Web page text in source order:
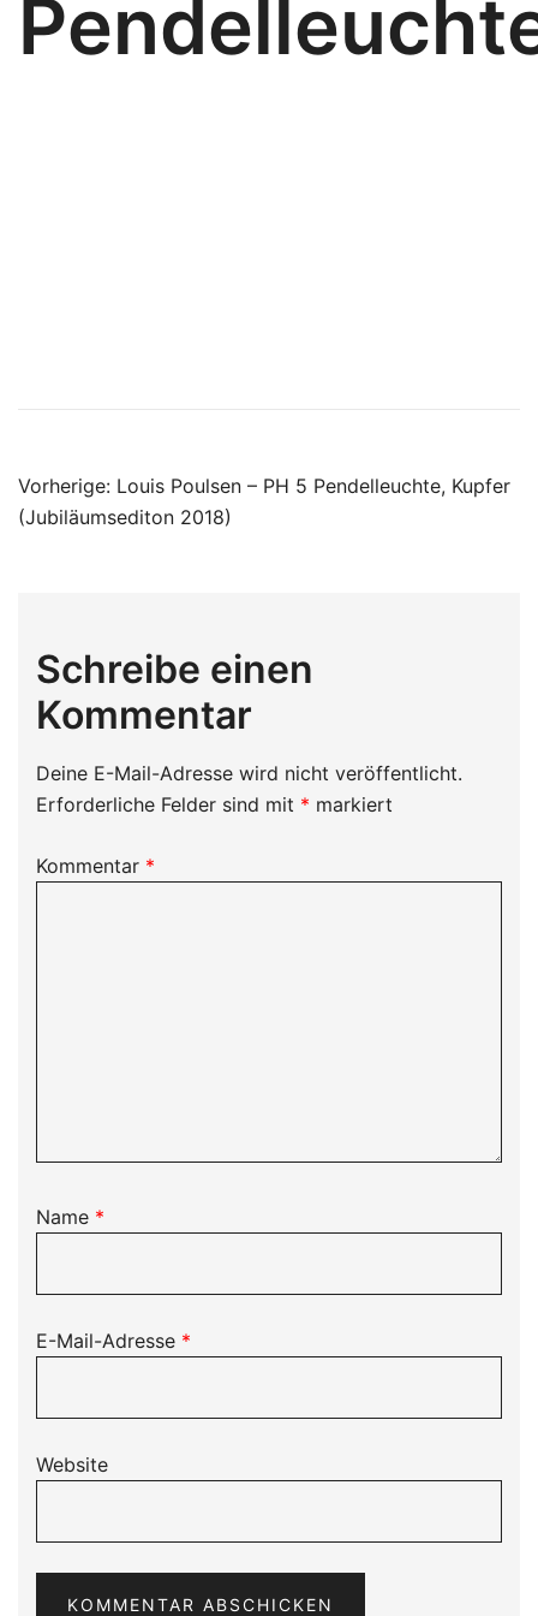
Vorherige: Louis Poulsen – PH 5 Pendelleuchte, Kupfer
(Jubiläumsediton 2018)
Schreibe einen
Kommentar
Deine E-Mail-Adresse wird nicht veröffentlicht.
Erforderliche Felder sind mit * markiert
Kommentar *
Name *
E-Mail-Adresse *
Website